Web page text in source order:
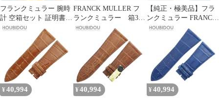
フランクミュラー 腕時
計 空箱セット 証明書ケ
ース
FRANCK MULLER フ
ランクミュラー 箱3点
セット
【純正・極美品】フラ
ンクミュラー FRANCK
MULLER 時計 空箱 レ
¥ 40,994 ¥ 40,994 ¥ 40,994